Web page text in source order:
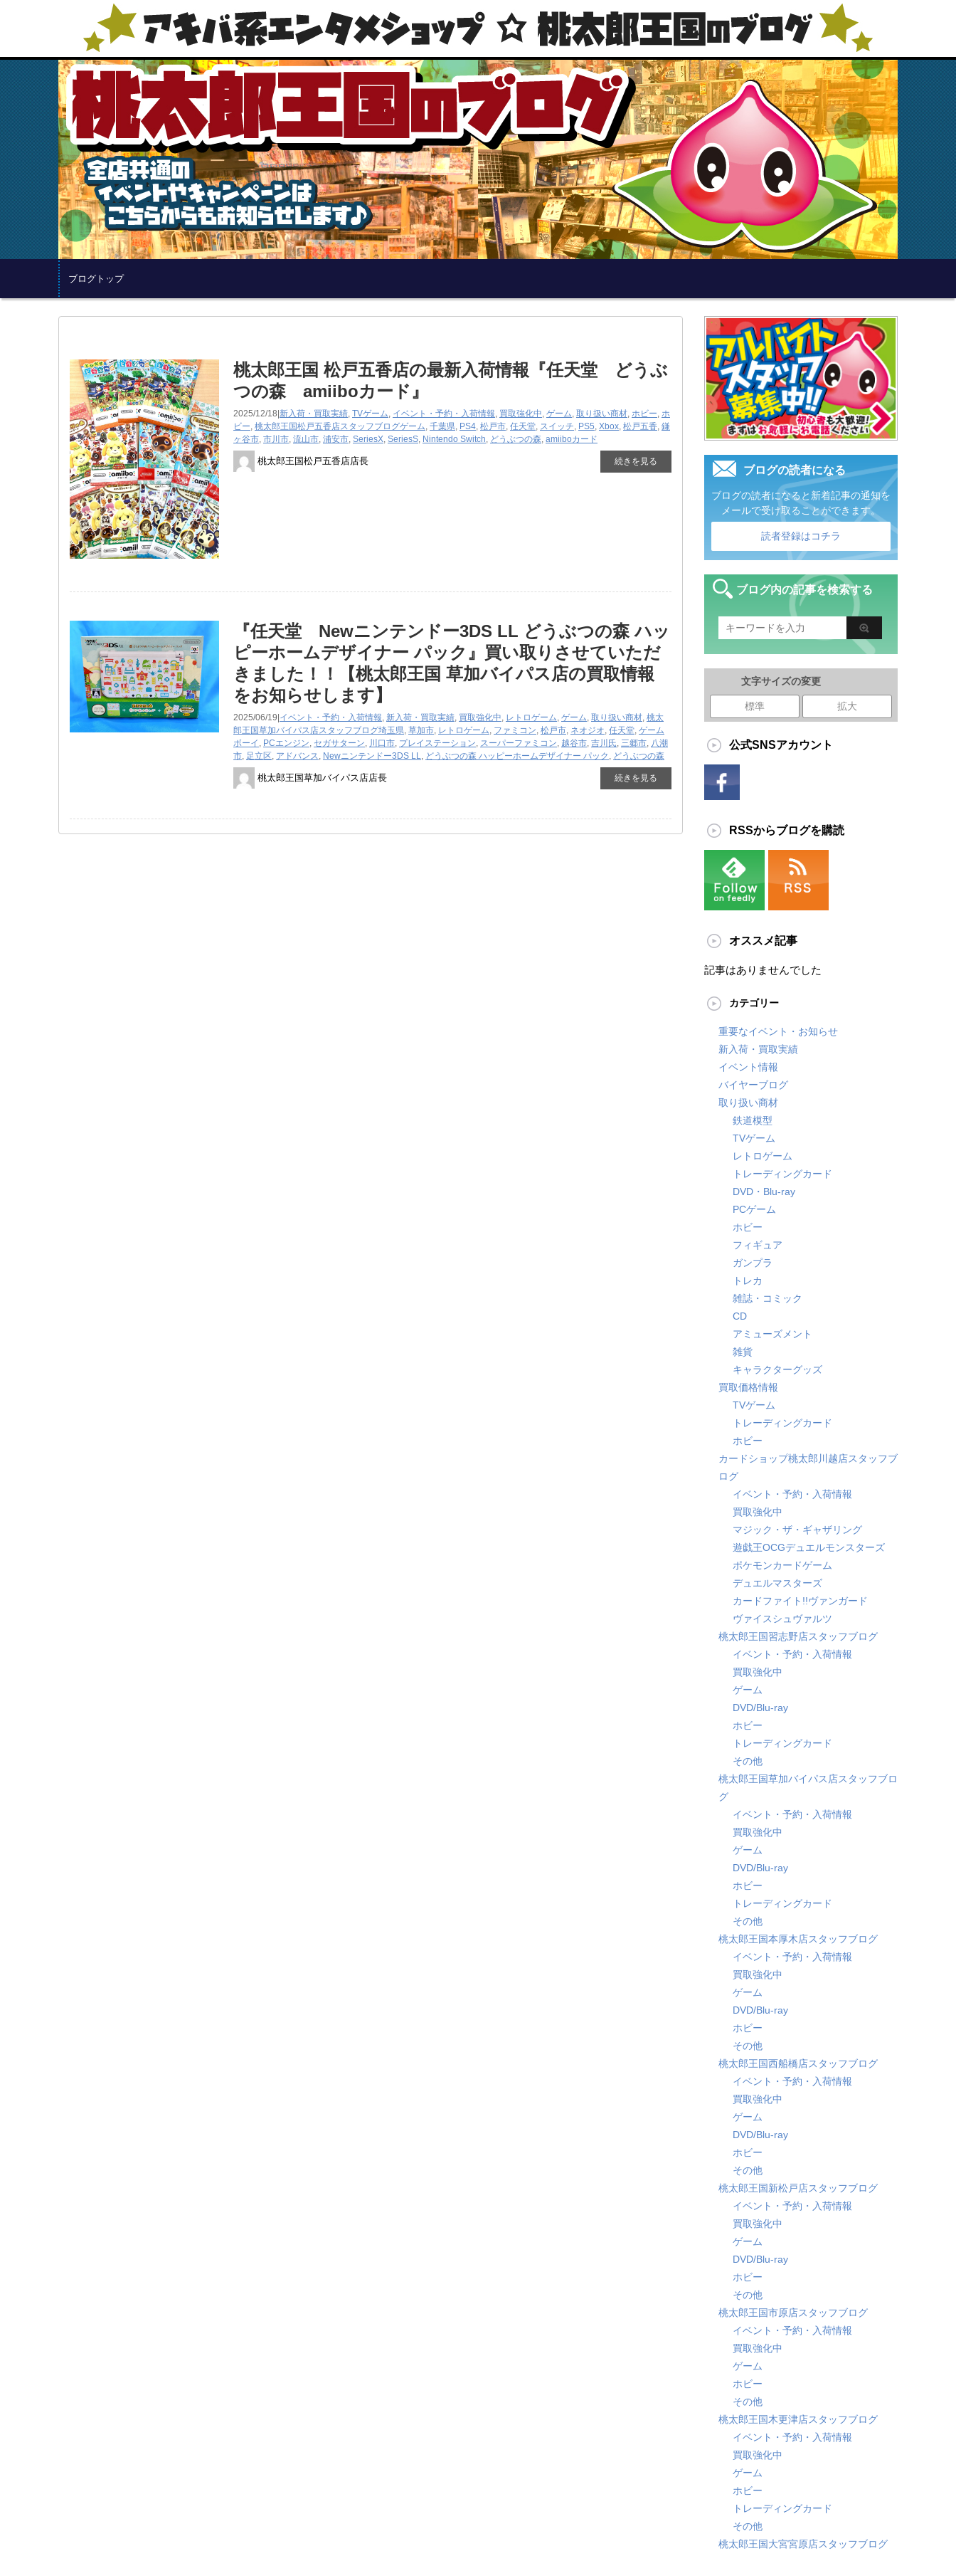
ブログトップ
桃太郎王国 松戸五香店の最新入荷情報『任天堂 どうぶ
つの森 amiiboカード』
2025/12/18| 新入荷・買取実績, TVゲーム, イベント・予約・入荷情報, 買取強化中, ゲーム, 取り扱い商材, ホビー, ホ
ビー, 桃太郎王国松戸五香店スタッフブログゲーム, 千葉県, PS4, 松戸市, 任天堂, スイッチ, PS5, Xbox, 松戸五香, 鎌
ヶ谷市, 市川市, 流山市, 浦安市, SeriesX, SeriesS, Nintendo Switch, どうぶつの森, amiiboカード
桃太郎王国松戸五香店店長 続きを見る
『任天堂 Newニンテンドー3DS ​LL ​どうぶつの森 ​ハッ
ピーホームデザイナー ​パック』買い取りさせていただ
きました！！【桃太郎王国 草加バイパス店の買取情報
をお知らせします】
2025/06/19| イベント・予約・入荷情報, 新入荷・買取実績, 買取強化中, レトロゲーム, ゲーム, 取り扱い商材, 桃太
郎王国草加バイパス店スタッフブログ埼玉県, 草加市, レトロゲーム, ファミコン, 松戸市, ネオジオ, 任天堂, ゲーム
ボーイ , PCエンジン, セガサターン, 川口市, プレイステーション, スーパーファミコン, 越谷市, 吉川氏, 三郷市, 八潮
市, 足立区, アドバンス, Newニンテンドー3DS ​LL, どうぶつの森 ​ハッピーホームデザイナー ​パック , どうぶつの森
桃太郎王国草加バイパス店店長 続きを見る
ブログの読者になる
ブログの読者になると新着記事の通知を
メールで受け取ることができます。
読者登録はコチラ
ブログ内の記事を検索する
文字サイズの変更
標準 拡大
公式SNSアカウント
RSSからブログを購読
オススメ記事
記事はありませんでした
カテゴリー
重要なイベント・お知らせ
新入荷・買取実績
イベント情報
バイヤーブログ
取り扱い商材
鉄道模型
TVゲーム
レトロゲーム
トレーディングカード
DVD・Blu-ray
PCゲーム
ホビー
フィギュア
ガンプラ
トレカ
雑誌・コミック
CD
アミューズメント
雑貨
キャラクターグッズ
買取価格情報
TVゲーム
トレーディングカード
ホビー
カードショップ桃太郎川越店スタッフブ
ログ
イベント・予約・入荷情報
買取強化中
マジック・ザ・ギャザリング
遊戯王OCGデュエルモンスターズ
ポケモンカードゲーム
デュエルマスターズ
カードファイト!!ヴァンガード
ヴァイスシュヴァルツ
桃太郎王国習志野店スタッフブログ
イベント・予約・入荷情報
買取強化中
ゲーム
DVD/Blu-ray
ホビー
トレーディングカード
その他
桃太郎王国草加バイパス店スタッフブロ
グ
イベント・予約・入荷情報
買取強化中
ゲーム
DVD/Blu-ray
ホビー
トレーディングカード
その他
桃太郎王国本厚木店スタッフブログ
イベント・予約・入荷情報
買取強化中
ゲーム
DVD/Blu-ray
ホビー
その他
桃太郎王国西船橋店スタッフブログ
イベント・予約・入荷情報
買取強化中
ゲーム
DVD/Blu-ray
ホビー
その他
桃太郎王国新松戸店スタッフブログ
イベント・予約・入荷情報
買取強化中
ゲーム
DVD/Blu-ray
ホビー
その他
桃太郎王国市原店スタッフブログ
イベント・予約・入荷情報
買取強化中
ゲーム
ホビー
その他
桃太郎王国木更津店スタッフブログ
イベント・予約・入荷情報
買取強化中
ゲーム
ホビー
トレーディングカード
その他
桃太郎王国大宮宮原店スタッフブログ